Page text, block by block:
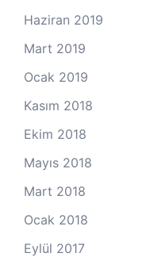
Haziran 2019
Mart 2019
Ocak 2019
Kasım 2018
Ekim 2018
Mayıs 2018
Mart 2018
Ocak 2018
Eylül 2017